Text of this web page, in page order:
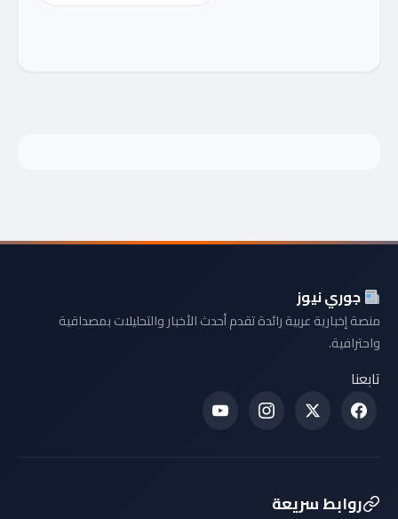
جوري نيوز
منصة إخبارية عربية رائدة تقدم أحدث الأخبار والتحليلات بمصداقية
واحترافية.
تابعنا
روابط سريعة